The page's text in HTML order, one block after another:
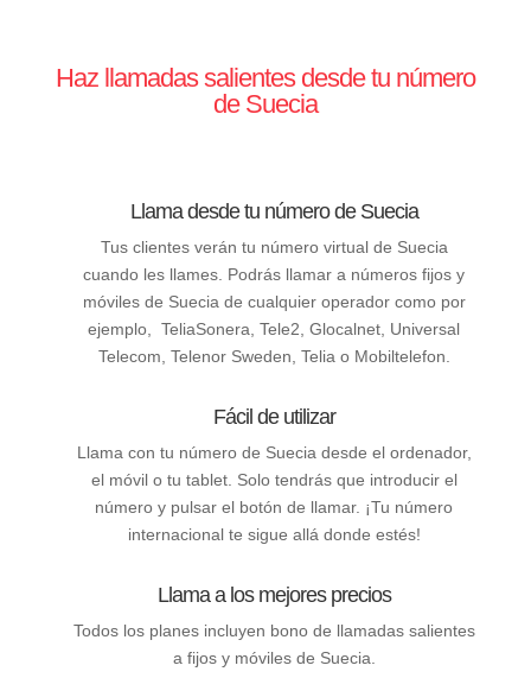
Haz llamadas salientes desde tu número
de Suecia
Llama desde tu número de Suecia
Tus clientes verán tu número virtual de Suecia
cuando les llames. Podrás llamar a números fijos y
móviles de Suecia de cualquier operador como por
ejemplo, TeliaSonera, Tele2, Glocalnet, Universal
Telecom, Telenor Sweden, Telia o Mobiltelefon.
Fácil de utilizar
Llama con tu número de Suecia desde el ordenador,
el móvil o tu tablet. Solo tendrás que introducir el
número y pulsar el botón de llamar. ¡Tu número
internacional te sigue allá donde estés!
Llama a los mejores precios
Todos los planes incluyen bono de llamadas salientes
a fijos y móviles de Suecia.